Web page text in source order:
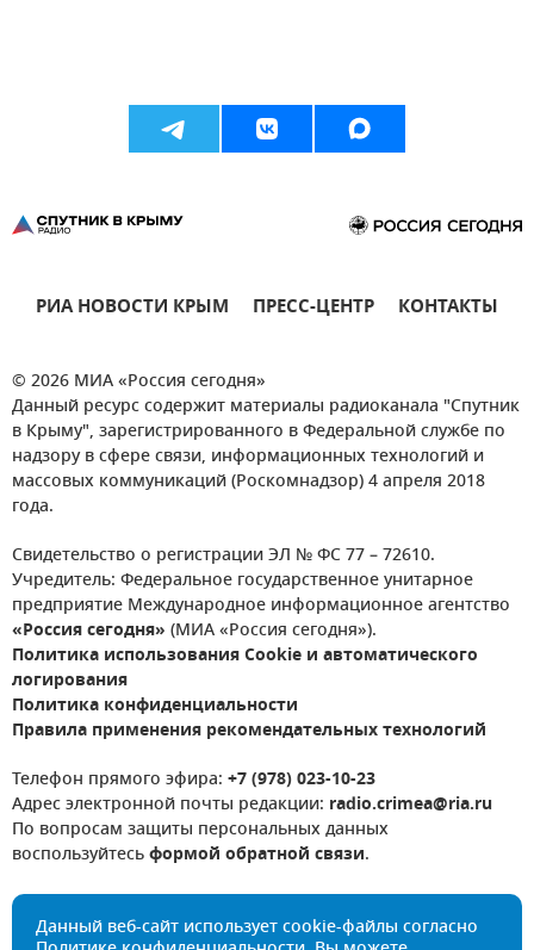
РИА НОВОСТИ КРЫМ ПРЕСС-ЦЕНТР КОНТАКТЫ
© 2026 МИА «Россия сегодня»
Данный ресурс содержит материалы радиоканала "Спутник
в Крыму", зарегистрированного в Федеральной службе по
надзору в сфере связи, информационных технологий и
массовых коммуникаций (Роскомнадзор) 4 апреля 2018
года.
Свидетельство о регистрации ЭЛ № ФС 77 – 72610.
Учредитель: Федеральное государственное унитарное
предприятие Международное информационное агентство
«Россия сегодня» (МИА «Россия сегодня»).
Политика использования Cookie и автоматического
логирования
Политика конфиденциальности
Правила применения рекомендательных технологий
Телефон прямого эфира: +7 (978) 023-10-23
Адрес электронной почты редакции: radio.crimea@ria.ru
По вопросам защиты персональных данных
воспользуйтесьформой обратной связи.
Данный веб-сайт использует cookie-файлы согласно